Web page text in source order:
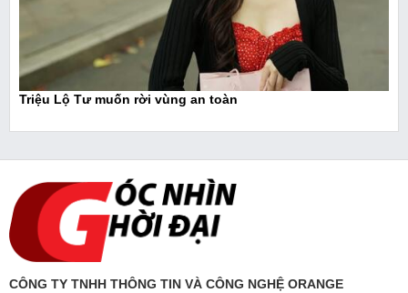
Triệu Lộ Tư muốn rời vùng an toàn
CÔNG TY TNHH THÔNG TIN VÀ CÔNG NGHỆ ORANGE